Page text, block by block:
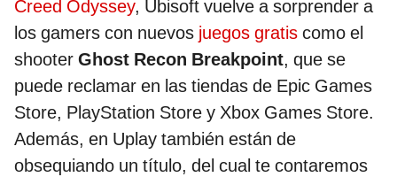
Creed Odyssey, Ubisoft vuelve a sorprender a
los gamers con nuevos juegos gratis como el
shooter Ghost Recon Breakpoint, que se
puede reclamar en las tiendas de Epic Games
Store, PlayStation Store y Xbox Games Store.
Además, en Uplay también están de
obsequiando un título, del cual te contaremos